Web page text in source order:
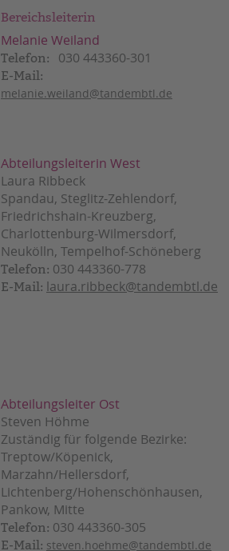
Bereichsleiterin
Melanie Weiland
Telefon: 030 443360-301
E-Mail:
melanie.weiland@tandembtl.de
Abteilungsleiterin West
Laura Ribbeck
Spandau, Steglitz-Zehlendorf,
Friedrichshain-Kreuzberg,
Charlottenburg-Wilmersdorf,
Neukölln, Tempelhof-Schöneberg
Telefon: 030 443360-778
E-Mail: laura.ribbeck@tandembtl.de
Abteilungsleiter Ost
Steven Höhme
Zuständig für folgende Bezirke:
Treptow/Köpenick,
Marzahn/Hellersdorf,
Lichtenberg/Hohenschönhausen,
Pankow, Mitte
Telefon: 030 443360-305
E-Mail: steven.hoehme@tandembtl.de